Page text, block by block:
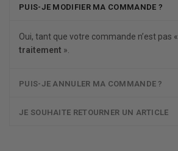
PUIS-JE MODIFIER MA COMMANDE ?
Oui, tant que votre commande n’est pas «
traitement ».
PUIS-JE ANNULER MA COMMANDE ?
JE SOUHAITE RETOURNER UN ARTICLE